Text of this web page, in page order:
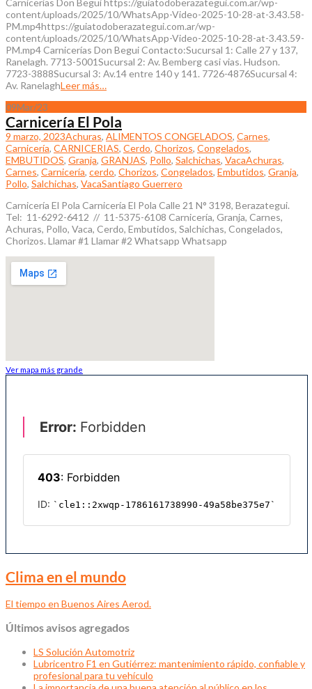
Carnicerías Don Begui https://guiatodoberazategui.com.ar/wp-
content/uploads/2025/10/WhatsApp-Video-2025-10-28-at-3.43.58-
PM.mp4https://guiatodoberazategui.com.ar/wp-
content/uploads/2025/10/WhatsApp-Video-2025-10-28-at-3.43.59-
PM.mp4 Carnicerías Don Begui Contacto:Sucursal 1: Calle 27 y 137,
Ranelagh. 7713-5001Sucursal 2: Av. Bemberg casi vias. Hudson.
7723-3888Sucursal 3: Av.14 entre 140 y 141. 7726-4876Sucursal 4:
Av. RanelaghLeer más…
09Mar/23
Carnicería El Pola
9 marzo, 2023Achuras, ALIMENTOS CONGELADOS, Carnes,
Carnicería, CARNICERIAS, Cerdo, Chorizos, Congelados,
EMBUTIDOS, Granja, GRANJAS, Pollo, Salchichas, VacaAchuras,
Carnes, Carnicería, cerdo, Chorizos, Congelados, Embutidos, Granja,
Pollo, Salchichas, VacaSantiago Guerrero
Carnicería El Pola Carnicería El Pola Calle 21 N° 3198, Berazategui.
Tel: 11-6292-6412 // 11-5375-6108 Carnicería, Granja, Carnes,
Achuras, Pollo, Vaca, Cerdo, Embutidos, Salchichas, Congelados,
Chorizos. Llamar #1 Llamar #2 Whatsapp Whatsapp
Ver mapa más grande
Clima en el mundo
El tiempo en Buenos Aires Aerod.
Últimos avisos agregados
LS Solución Automotriz
Lubricentro F1 en Gutiérrez: mantenimiento rápido, confiable y
profesional para tu vehículo